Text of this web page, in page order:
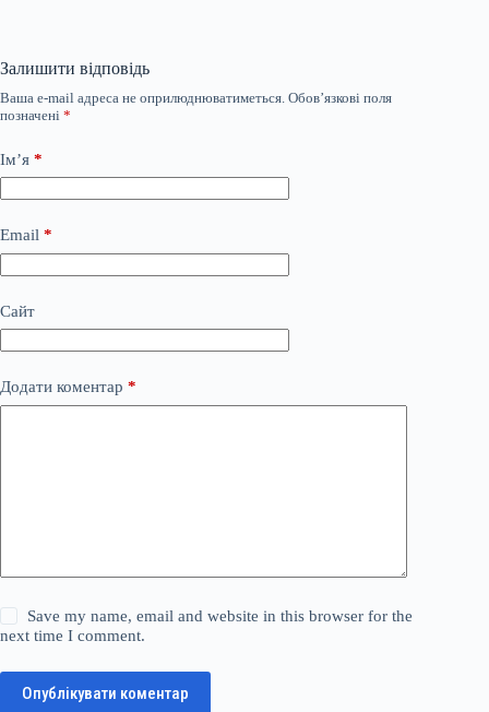
Залишити відповідь
Ваша e-mail адреса не оприлюднюватиметься. Обов’язкові поля
позначені *
Ім’я *
Email *
Сайт
Додати коментар *
Save my name, email and website in this browser for the
next time I comment.
Опублікувати коментар